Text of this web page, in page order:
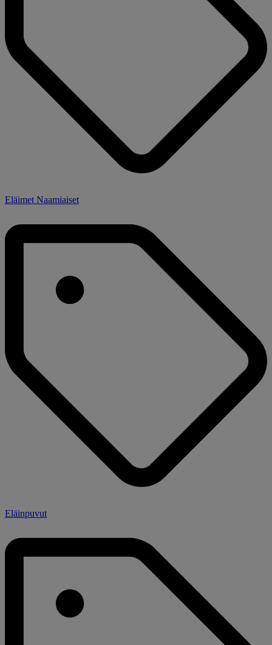
Eläimet Naamiaiset
Eläinpuvut